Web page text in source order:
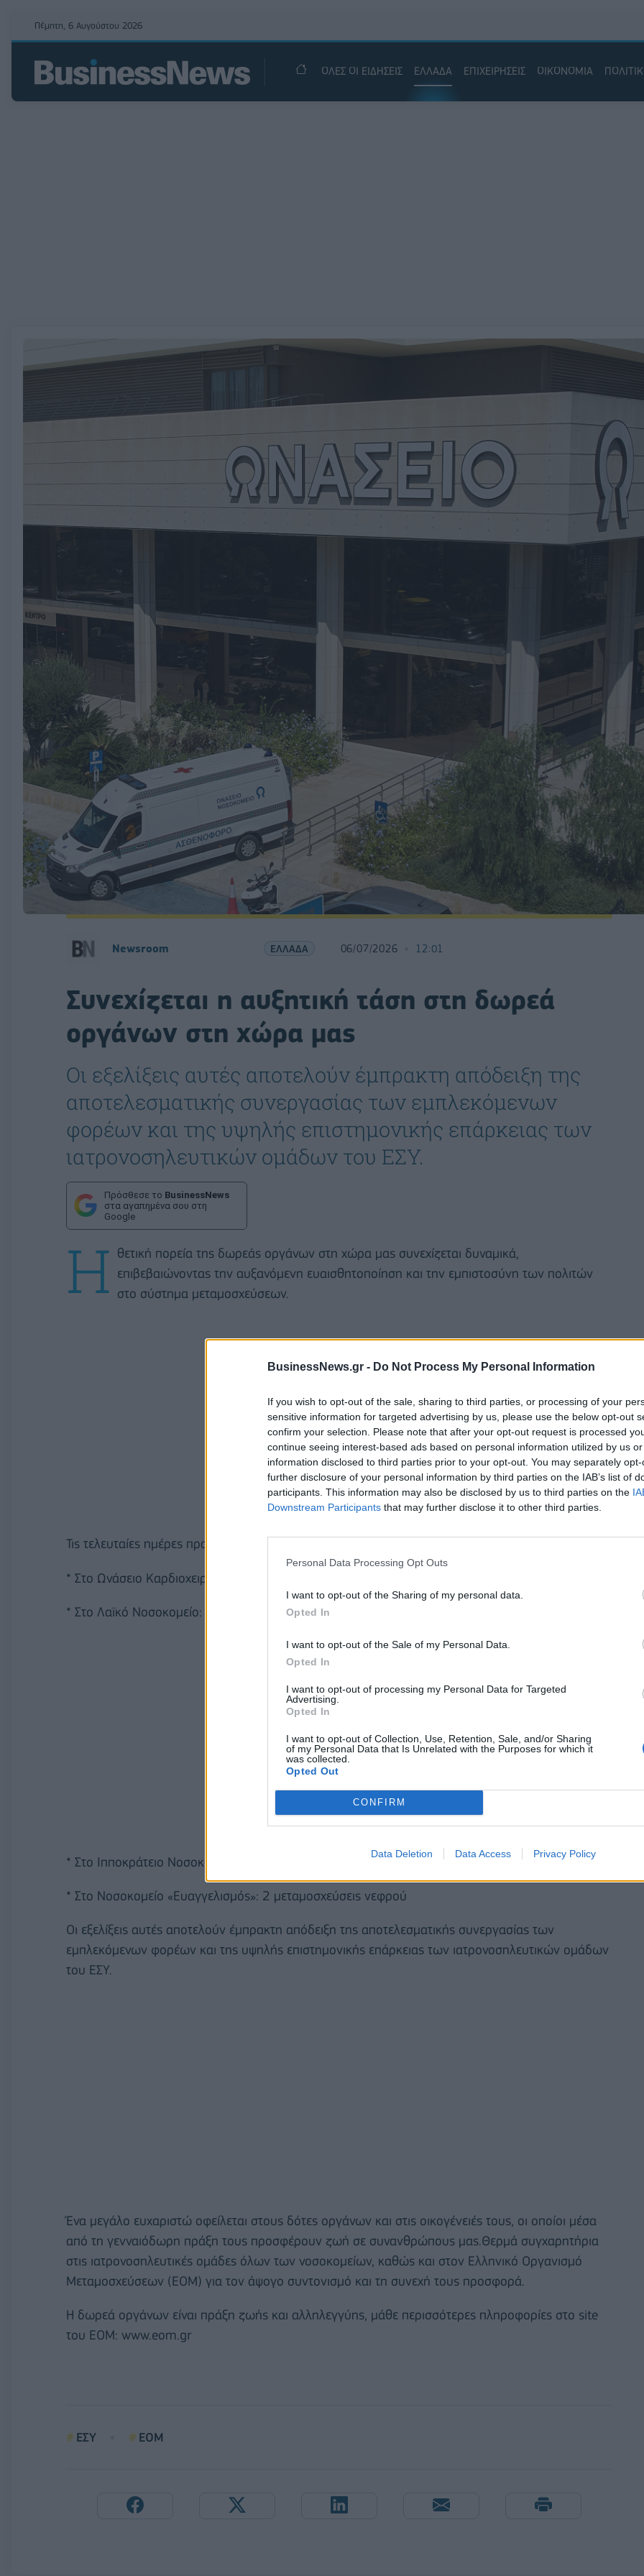
BusinessNews.gr - Do Not Process My Personal Information
If you wish to opt-out of the sale, sharing to third parties, or processing of your
sensitive information for targeted advertising by us, please use the below opt-out
confirm your selection. Please note that after your opt-out request is processed
continue seeing interest-based ads based on personal information utilized by us
information disclosed to third parties prior to your opt-out. You may separately
further disclosure of your personal information by third parties on the IAB’s list of
participants. This information may also be disclosed by us to third parties on the
Downstream Participants that may further disclose it to other third parties.
Personal Data Processing Opt Outs
I want to opt-out of the Sharing of my personal data.
Opted In
I want to opt-out of the Sale of my Personal Data.
Opted In
I want to opt-out of processing my Personal Data for Targeted
Advertising.
Opted In
I want to opt-out of Collection, Use, Retention, Sale, and/or Sharing
of my Personal Data that Is Unrelated with the Purposes for which it
was collected.
Opted Out
CONFIRM
Data Deletion Data Access Privacy Policy
Πέμπτη, 6 Αυγούστου 2026
ΟΛΕΣ ΟΙ ΕΙΔΗΣΕΙΣ ΕΛΛΑΔΑ ΕΠΙΧΕΙΡΗΣΕΙΣ ΟΙΚΟΝΟΜΙΑ
Newsroom ΕΛΛΑΔΑ 06/07/2026 12:01
Συνεχίζεται η αυξητική τάση στη δωρεά
οργάνων στη χώρα μας
Οι εξελίξεις αυτές αποτελούν έμπρακτη απόδειξη της
αποτελεσματικής συνεργασίας των εμπλεκόμενων
φορέων και της υψηλής επιστημονικής επάρκειας των
ιατρονοσηλευτικών ομάδων του ΕΣΥ.
Πρόσθεσε το BusinessNews
στα αγαπημένα σου στη
Google
Η θετική πορεία της δωρεάς οργάνων στη χώρα μας συνεχίζεται δυναμικά,
επιβεβαιώνοντας την αυξανόμενη ευαισθητοποίηση και την εμπιστοσύνη των πολιτών
στο σύστημα μεταμοσχεύσεων.
Τις τελευταίες ημέρες πραγματοποιήθηκαν σημαντικές μεταμοσχεύσεις σε νοσοκομεία της χώρας:
* Στο Ωνάσειο Καρδιοχειρουργικό Κέντρο: 2 μεταμοσχεύσεις πνευμόνων και 2 καρδιάς
* Στο Λαϊκό Νοσοκομείο: 6 μεταμοσχεύσεις νεφρού
* Στο Ιπποκράτειο Νοσοκομείο Θεσσαλονίκης: 2 μεταμοσχεύσεις νεφρού
* Στο Νοσοκομείο «Ευαγγελισμός»: 2 μεταμοσχεύσεις νεφρού
Οι εξελίξεις αυτές αποτελούν έμπρακτη απόδειξη της αποτελεσματικής συνεργασίας των
εμπλεκόμενων φορέων και της υψηλής επιστημονικής επάρκειας των ιατρονοσηλευτικών ομάδων
του ΕΣΥ.
Ένα μεγάλο ευχαριστώ οφείλεται στους δότες οργάνων και στις οικογένειές τους, οι οποίοι μέσα
από τη γενναιόδωρη πράξη τους προσφέρουν ζωή σε συνανθρώπους μας.Θερμά συγχαρητήρια
στις ιατρονοσηλευτικές ομάδες όλων των νοσοκομείων, καθώς και στον Ελληνικό Οργανισμό
Μεταμοσχεύσεων (ΕΟΜ) για τον άψογο συντονισμό και τη συνεχή τους προσφορά.
Η δωρεά οργάνων είναι πράξη ζωής και αλληλεγγύης, μάθε περισσότερες πληροφορίες στο site
του ΕΟΜ: www.eom.gr
ΕΣΥ ΕΟΜ